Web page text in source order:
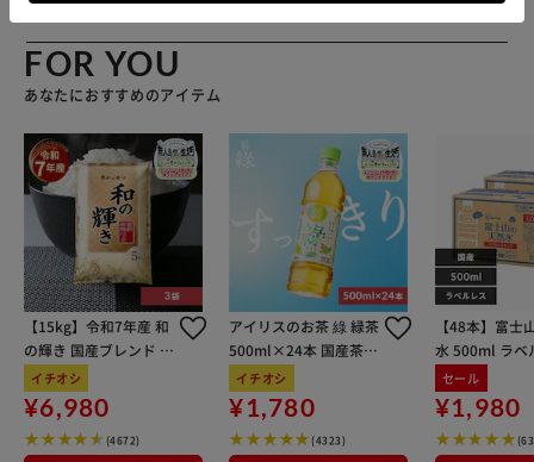
FOR YOU
あなたにおすすめのアイテム
【15kg】令和7年産 和
の輝き 国産ブレンド 5
kg×3袋
イチオシ
¥6,980
(4672)
アイリスのお茶 綠 緑茶
500ml×24本 国産茶葉
100％使用
イチオシ
¥1,780
(4323)
【48本】富士
水 500ml ラベ
セール
¥1,980